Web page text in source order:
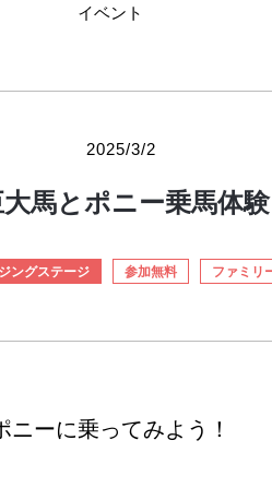
イベント
2025/3/2
馬とポニー乗馬体験
ングステージ 参加無料 ファミリ
ニーに乗ってみよう！